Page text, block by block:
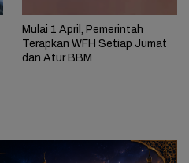
Mulai 1 April, Pemerintah
Terapkan WFH Setiap Jumat
dan Atur BBM